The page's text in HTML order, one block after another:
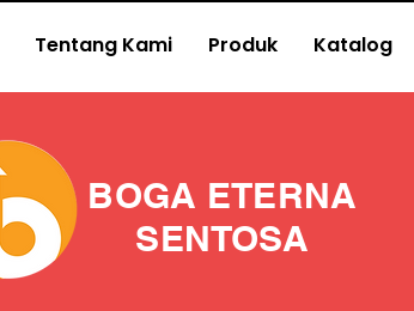
Tentang Kami Produk Katalog
BOGA ETERNA
SENTOSA